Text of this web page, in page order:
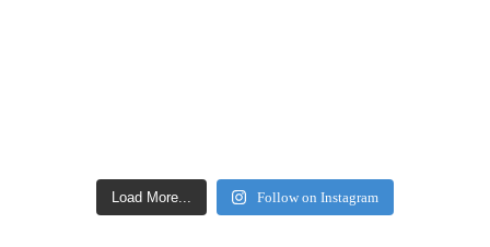
Load More... Follow on Instagram